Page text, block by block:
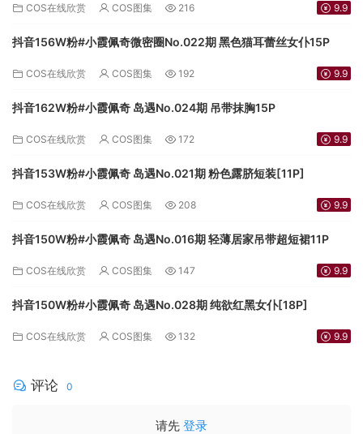
COS在线欣赏 COS图集 216 9.9
抖音156W粉#小霞佩奇微密圈No.022期 黑色猫耳蕾丝女仆15P
COS在线欣赏 COS图集 192 9.9
抖音162W粉#小霞佩奇 岛遇No.024期 吊带抹胸15P
COS在线欣赏 COS图集 172 9.9
抖音153W粉#小霞佩奇 岛遇No.021期 粉色露脐短装[11P]
COS在线欣赏 COS图集 208 9.9
抖音150W粉#小霞佩奇 岛遇No.016期 轻薄居家吊带超短裙11P
COS在线欣赏 COS图集 147 9.9
抖音150W粉#小霞佩奇 岛遇No.028期 纯欲红黑女仆[18P]
COS在线欣赏 COS图集 132 9.9
评论 0
请先 登录